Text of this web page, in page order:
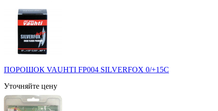
ПОРОШОК VAUHTI FP004 SILVERFOX 0/+15С
Уточняйте цену